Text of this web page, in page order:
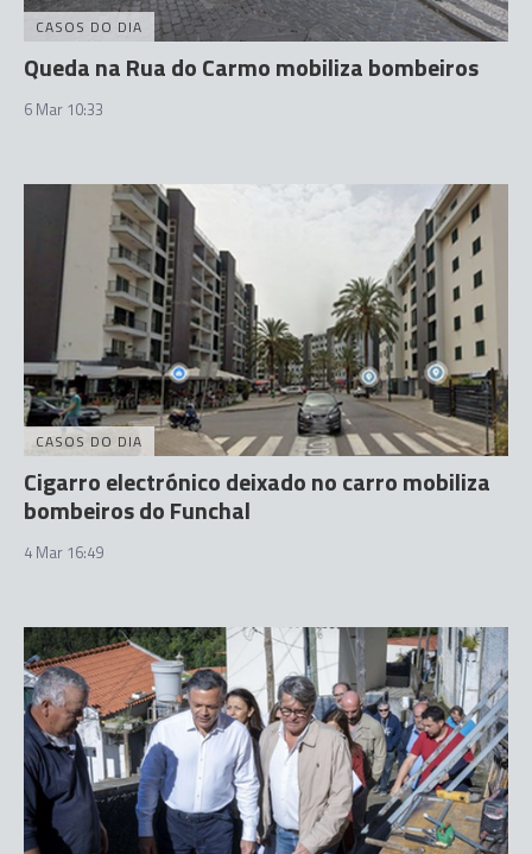
CASOS DO DIA
Queda na Rua do Carmo mobiliza bombeiros
6 Mar 10:33
CASOS DO DIA
Cigarro electrónico deixado no carro mobiliza
bombeiros do Funchal
4 Mar 16:49